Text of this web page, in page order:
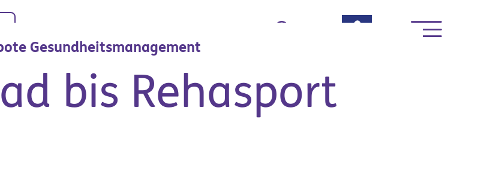
Gesundheitsmanagement
bis Rehasport